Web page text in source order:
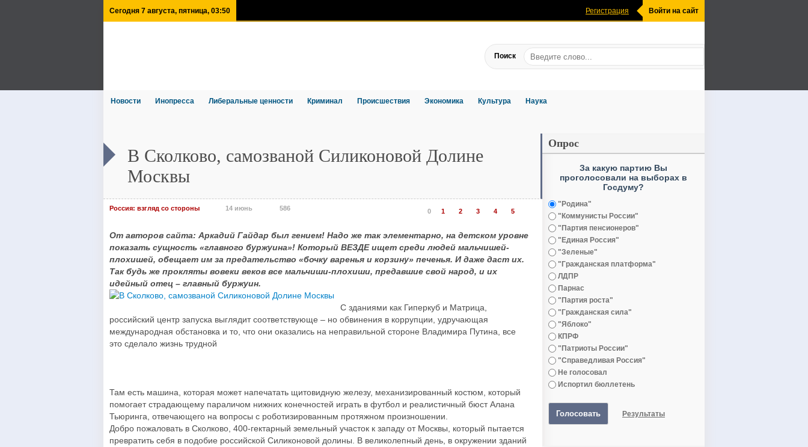
Сегодня 7 августа, пятница, 03:50 Регистрация Войти на сайт
Поиск
Новости Инопресса Либеральные ценности Криминал Происшествия Экономика Культура Наука
В Сколково, самозваной Силиконовой Долине
Москвы
Россия: взгляд со стороны 14 июнь 586 0 1 2 3 4 5
От авторов сайта: Аркадий Гайдар был гением! Надо же так элементарно, на детском уровне
показать сущность «главного буржуина»! Который ВЕЗДЕ ищет среди людей мальчишей-
плохишей, обещает им за предательство «бочку варенья и корзину» печенья. И даже даст их.
Так будь же прокляты вовеки веков все мальчиши-плохиши, предавшие свой народ, и их
идейный отец – главный буржуин.
С зданиями как Гиперкуб и Матрица,
российский центр запуска выглядит соответствующе – но обвинения в коррупции, удручающая
международная обстановка и то, что они оказались на неправильной стороне Владимира Путина, все
это сделало жизнь трудной
Там есть машина, которая может напечатать щитовидную железу, механизированный костюм, который
помогает страдающему параличом нижних конечностей играть в футбол и реалистичный бюст Алана
Тьюринга, отвечающего на вопросы с роботизированным протяжном произношении.
Добро пожаловать в Сколково, 400-гектарный земельный участок к западу от Москвы, который пытается
превратить себя в подобие российской Силиконовой долины. В великолепный день, в окружении зданий
Опрос
За какую партию Вы
проголосовали на выборах в
Госдуму?
"Родина"
"Коммунисты России"
"Партия пенсионеров"
"Единая Россия"
"Зеленые"
"Гражданская платформа"
ЛДПР
Парнас
"Партия роста"
"Гражданская сила"
"Яблоко"
КПРФ
"Патриоты России"
"Справедливая Россия"
Не голосовал
Испортил бюллетень
Голосовать Результаты